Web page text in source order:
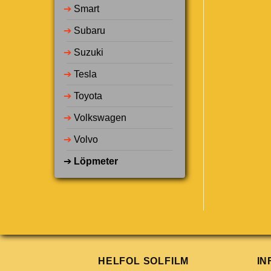
➔ Smart
➔ Subaru
➔ Suzuki
➔ Tesla
➔ Toyota
➔ Volkswagen
➔ Volvo
➔ Löpmeter
HELFOL SOLFILM